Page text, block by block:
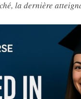
la dernière